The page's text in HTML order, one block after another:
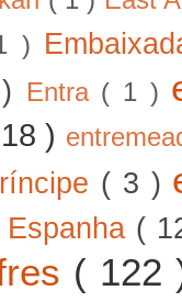
)
Entra ( 1 )
)
( 3 )
Espanha (
(